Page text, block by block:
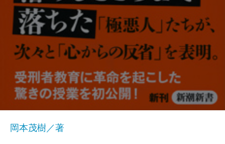
岡本茂樹／著